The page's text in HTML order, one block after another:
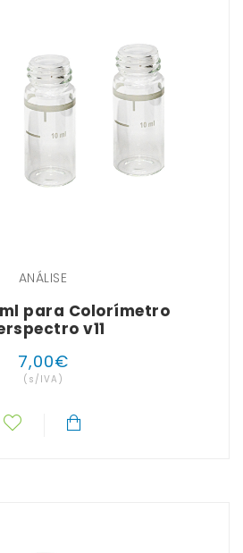
ANÁLISE
para Colorímetro
v11
7,00€
(s/IVA)